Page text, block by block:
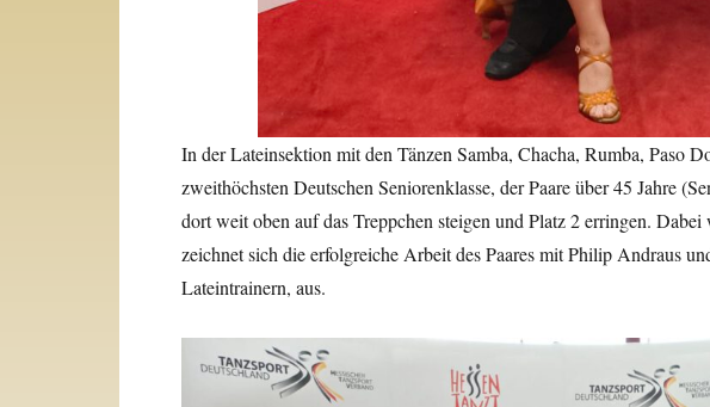
In der Lateinsektion mit den Tänzen Samba, Chacha, Rumba, Paso
zweithöchsten Deutschen Seniorenklasse, der Paare über 45 Jahre
dort weit oben auf das Treppchen steigen und Platz 2 erringen.
zeichnet sich die erfolgreiche Arbeit des Paares mit Philip Andraus
Lateintrainern, aus.